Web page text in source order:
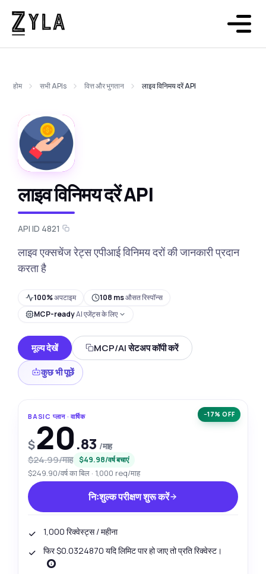
होम सभी APIs वित्त और भुगतान लाइव विनिमय दरें API
लाइव विनिमय दरें API
API ID 4821
लाइव एक्सचेंज रेट्स एपीआई विनिमय दरों की जानकारी प्रदान
करता है
100%अपटाइम 108 msऔसत रिस्पॉन्स
MCP-readyAI एजेंट्स के लिए
मूल्य देखें
MCP/AI सेटअप कॉपी करें
कुछ भी पूछें
−17% OFF
BASIC प्लान · वार्षिक
$20.83 /माह
$24.99/माह $49.98/वर्ष बचाएं
$249.90/वर्ष का बिल · 1,000 req/माह
निःशुल्क परीक्षण शुरू करें
1,000 रिक्वेस्ट्स / महीना
फिर $0.0324870 यदि लिमिट पार हो जाए तो प्रति रिक्वेस्ट।